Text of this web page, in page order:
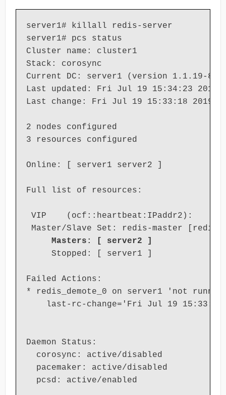
server1# killall redis-server
server1# pcs status
Cluster name: cluster1
Stack: corosync
Current DC: server1 (version 1.1.19-
Last updated: Fri Jul 19 15:34:23 2019
Last change: Fri Jul 19 15:33:18 2019
2 nodes configured
3 resources configured
Online: [ server1 server2 ]
Full list of resources:
VIP
Master/Slave Set: redis-master [redis]
Masters: [ server2 ]
     Stopped: [ server1 ]
Failed Actions:
* redis_demote_0 on server1 'not
last-rc-change='Fri Jul 19
Daemon Status:
  corosync: active/disabled
  pacemaker: active/disabled
  pcsd: active/enabled